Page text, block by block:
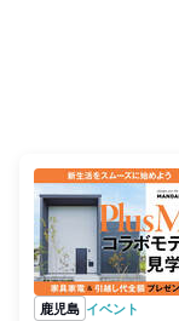
鹿児島 イベント